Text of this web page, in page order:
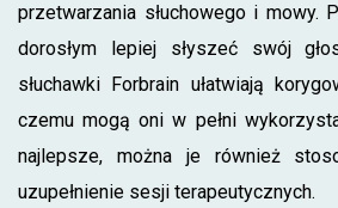
przetwarzania słuchowego i mowy.
dorosłym lepiej słyszeć swój
słuchawki Forbrain ułatwiają
czemu mogą oni w pełni
najlepsze, można je również
uzupełnienie sesji terapeutycznych.